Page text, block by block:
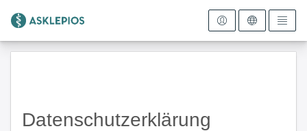
Zur Startseite
Datenschutzerklärung